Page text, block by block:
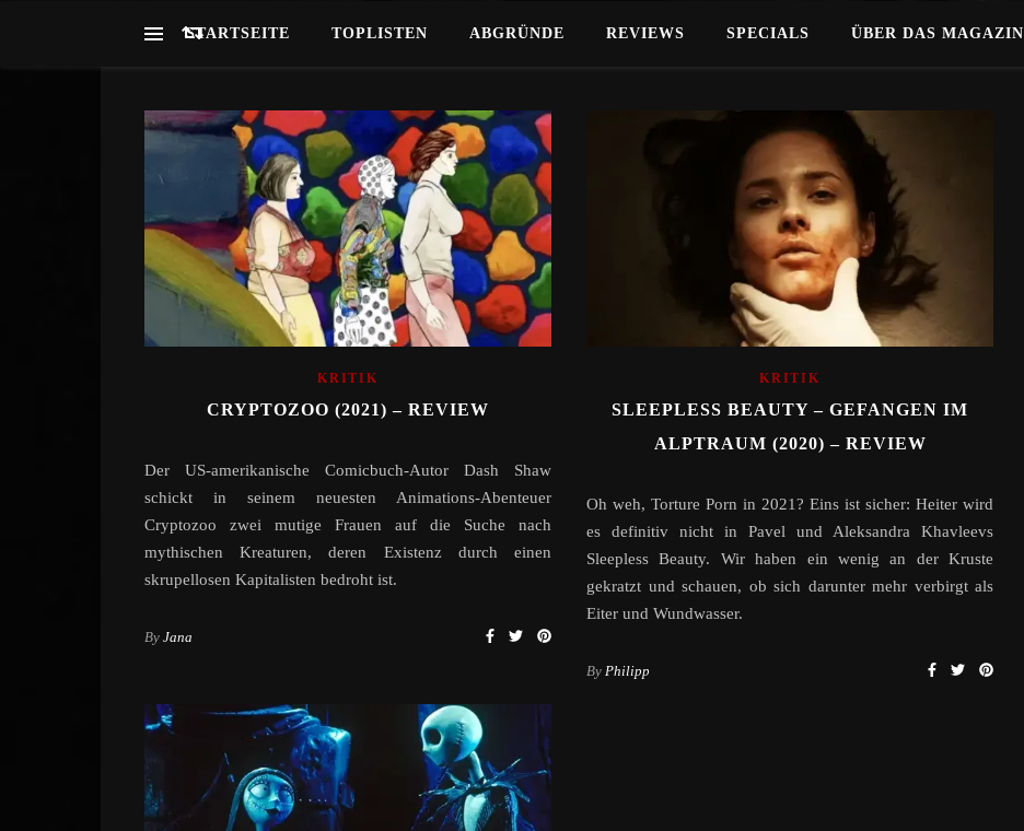
STARTSEITE TOPLISTEN ABGRÜNDE REVIEWS SPECIALS ÜBER DAS MAGAZIN
KRITIK
CRYPTOZOO (2021) – REVIEW
Der US-amerikanische Comicbuch-Autor Dash Shaw
schickt in seinem neuesten Animations-Abenteuer
Cryptozoo zwei mutige Frauen auf die Suche nach
mythischen Kreaturen, deren Existenz durch einen
skrupellosen Kapitalisten bedroht ist.
By Jana
KRITIK
SLEEPLESS BEAUTY – GEFANGEN IM
ALPTRAUM (2020) – REVIEW
Oh weh, Torture Porn in 2021? Eins ist sicher: Heiter wird
es definitiv nicht in Pavel und Aleksandra Khavleevs
Sleepless Beauty. Wir haben ein wenig an der Kruste
gekratzt und schauen, ob sich darunter mehr verbirgt als
Eiter und Wundwasser.
By Philipp